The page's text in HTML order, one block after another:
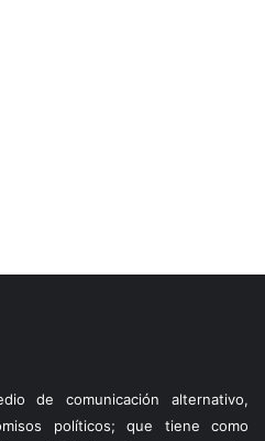
de comunicación alternativo,
políticos; que tiene como